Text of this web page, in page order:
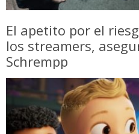
El apetito por el
los streamers,
Schrempp